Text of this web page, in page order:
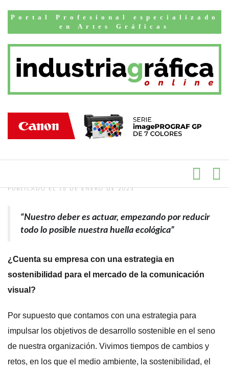
Portal Profesional especializado
en Artes Gráficas
Inicio Entrevistas
Guillaume
Léonardon,
Director de QHSE y
Responsabilidad
Social Corporativa
del Grupo HEXIS
PUBLICADO EL 16 DE ENERO DE 2023
“Nuestro deber es actuar, empezando por reducir
todo lo posible nuestra huella ecológica”
¿Cuenta su empresa con una estrategia en
sostenibilidad para el mercado de la comunicación
visual?
Por supuesto que contamos con una estrategia para
impulsar los objetivos de desarrollo sostenible en el seno
de nuestra organización. Vivimos tiempos de cambios y
retos, en los que el medio ambiente, la sostenibilidad, el